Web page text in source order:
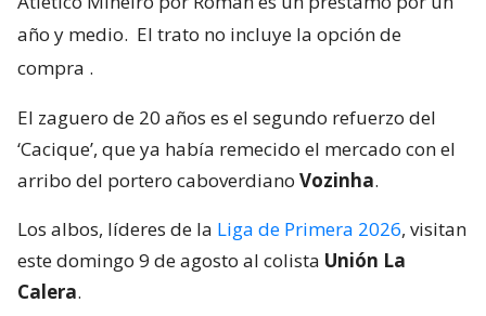
año y medio. El trato no incluye la opción de
compra .
El zaguero de 20 años es el segundo refuerzo del
‘Cacique’, que ya había remecido el mercado con el
arribo del portero caboverdiano Vozinha.
Los albos, líderes de la Liga de Primera 2026, visitan
este domingo 9 de agosto al colista Unión La
Calera.